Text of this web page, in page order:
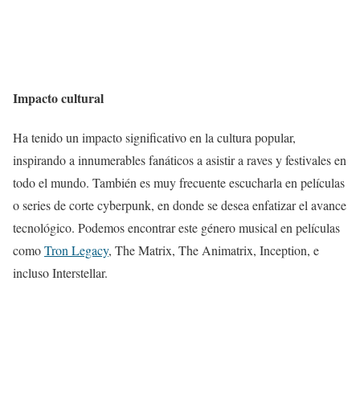
Impacto cultural
Ha tenido un impacto significativo en la cultura popular,
inspirando a innumerables fanáticos a asistir a raves y festivales en
todo el mundo. También es muy frecuente escucharla en películas
o series de corte cyberpunk, en donde se desea enfatizar el avance
tecnológico. Podemos encontrar este género musical en películas
comoTron Legacy, The Matrix, The Animatrix, Inception, e
incluso Interstellar.